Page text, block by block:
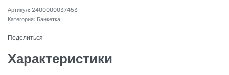
2400000037453
Категория: Банкетка
Поделиться
Характеристики